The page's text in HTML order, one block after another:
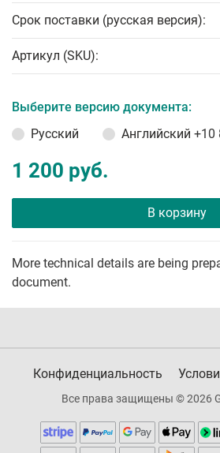
Срок поставки (русская версия):
Артикул (SKU):
Выберите версию документа:
Русский
Английский +10
1 200 руб.
В корзину
More technical details are being
document.
Конфиденциальность
Все права защищены © 2026